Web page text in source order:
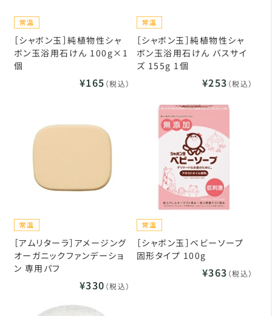
［シャボン玉］純植物性シャ
ボン玉浴用石けん 100g×1
個
¥165 （税込）
［シャボン玉］純植物性シャ
ボン玉浴用石けん バスサイ
ズ 155g 1個
¥253 （税込）
［アムリターラ］アメージング
オーガニックファンデーショ
ン 専用パフ
¥330 （税込）
［シャボン玉］ベビーソープ
固形タイプ 100g
¥363 （税込）